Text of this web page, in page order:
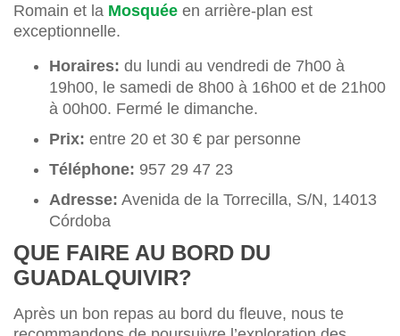
Romain et la Mosquée en arrière-plan est
exceptionnelle.
Horaires: du lundi au vendredi de 7h00 à
19h00, le samedi de 8h00 à 16h00 et de 21h00
à 00h00. Fermé le dimanche.
Prix: entre 20 et 30 € par personne
Téléphone: 957 29 47 23
Adresse: Avenida de la Torrecilla, S/N, 14013
Córdoba
QUE FAIRE AU BORD DU
GUADALQUIVIR?
Après un bon repas au bord du fleuve, nous te